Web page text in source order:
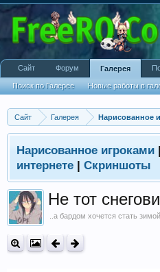
Сайт Галерея Нарисованное
Нарисованное игроками |
интернете | Скриншоты
Не тот
..а бардом хочется стать
Сайт Форум Галерея
Поиск по Галерее Новые работы в